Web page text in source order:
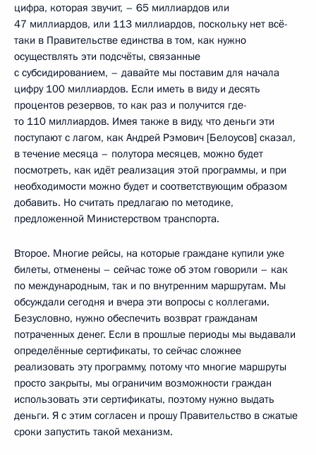
цифра, которая звучит, – 65 миллиардов или
47 миллиардов, или 113 миллиардов, поскольку нет всё-
таки в Правительстве единства в том, как нужно
осуществлять эти подсчёты, связанные
с субсидированием, – давайте мы поставим для начала
цифру 100 миллиардов. Если иметь в виду и десять
процентов резервов, то как раз и получится где-
то 110 миллиардов. Имея также в виду, что деньги эти
поступают с лагом, как Андрей Рэмович [Белоусов] сказал,
в течение месяца – полутора месяцев, можно будет
посмотреть, как идёт реализация этой программы, и при
необходимости можно будет и соответствующим образом
добавить. Но считать предлагаю по методике,
предложенной Министерством транспорта.
Второе. Многие рейсы, на которые граждане купили уже
билеты, отменены – сейчас тоже об этом говорили – как
по международным, так и по внутренним маршрутам. Мы
обсуждали сегодня и вчера эти вопросы с коллегами.
Безусловно, нужно обеспечить возврат гражданам
потраченных денег. Если в прошлые периоды мы выдавали
определённые сертификаты, то сейчас сложнее
реализовать эту программу, потому что многие маршруты
просто закрыты, мы ограничим возможности граждан
использовать эти сертификаты, поэтому нужно выдать
деньги. Я с этим согласен и прошу Правительство в сжатые
сроки запустить такой механизм.